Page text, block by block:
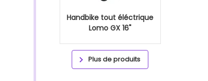
Handbike tout éléctrique
Lomo GX 16"
Plus de produits